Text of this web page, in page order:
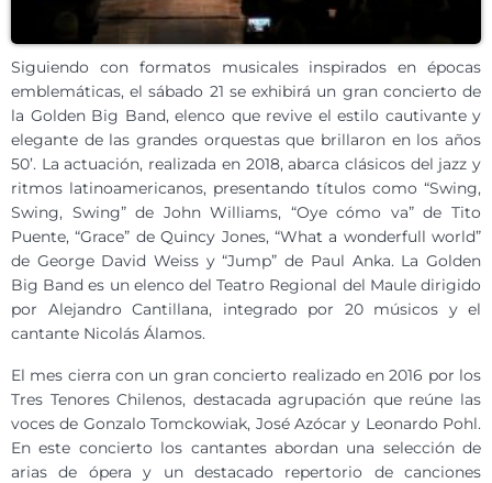
Siguiendo con formatos musicales inspirados en épocas
emblemáticas, el sábado 21 se exhibirá un gran concierto de
la Golden Big Band, elenco que revive el estilo cautivante y
elegante de las grandes orquestas que brillaron en los años
50’. La actuación, realizada en 2018, abarca clásicos del jazz y
ritmos latinoamericanos, presentando títulos como “Swing,
Swing, Swing” de John Williams, “Oye cómo va” de Tito
Puente, “Grace” de Quincy Jones, “What a wonderfull world”
de George David Weiss y “Jump” de Paul Anka. La Golden
Big Band es un elenco del Teatro Regional del Maule dirigido
por Alejandro Cantillana, integrado por 20 músicos y el
cantante Nicolás Álamos.
El mes cierra con un gran concierto realizado en 2016 por los
Tres Tenores Chilenos, destacada agrupación que reúne las
voces de Gonzalo Tomckowiak, José Azócar y Leonardo Pohl.
En este concierto los cantantes abordan una selección de
arias de ópera y un destacado repertorio de canciones